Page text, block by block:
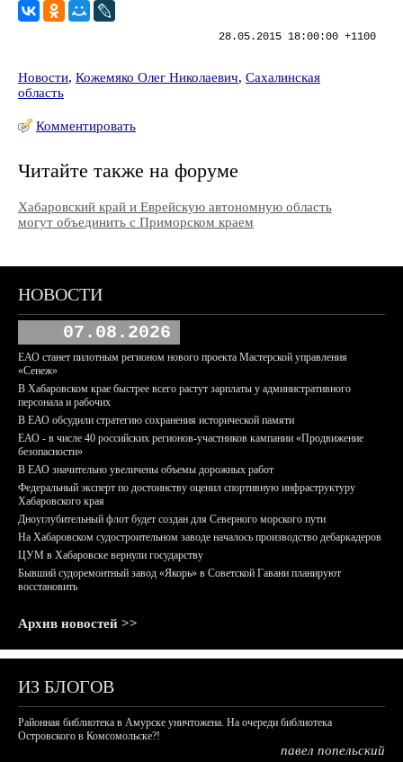
28.05.2015 18:00:00 +1100
Новости, Кожемяко Олег Николаевич, Сахалинская
область
Комментировать
Читайте также на форуме
Хабаровский край и Еврейскую автономную область
могут объединить с Приморском краем
НОВОСТИ
07.08.2026
ЕАО станет пилотным регионом нового проекта Мастерской управления
«Сенеж»
В Хабаровском крае быстрее всего растут зарплаты у административного
персонала и рабочих
В ЕАО обсудили стратегию сохранения исторической памяти
ЕАО - в числе 40 российских регионов-участников кампании «Продвижение
безопасности»
В ЕАО значительно увеличены объемы дорожных работ
Федеральный эксперт по достоинству оценил спортивную инфраструктуру
Хабаровского края
Дноуглубительный флот будет создан для Северного морского пути
На Хабаровском судостроительном заводе началось производство дебаркадеров
ЦУМ в Хабаровске вернули государству
Бывший судоремонтный завод «Якорь» в Советской Гавани планируют
восстановить
Архив новостей >>
ИЗ БЛОГОВ
Районная библиотека в Амурске уничтожена. На очереди библиотека
Островского в Комсомольске?!
павел попельский